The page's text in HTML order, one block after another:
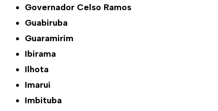
Governador Celso Ramos
Guabiruba
Guaramirim
Ibirama
Ilhota
Imaruí
Imbituba